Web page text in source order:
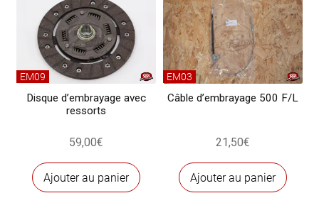
EM09
Disque d’embrayage avec
ressorts
59,00€
Ajouter au panier
EM03
Câble d’embrayage 500 F/L
21,50€
Ajouter au panier